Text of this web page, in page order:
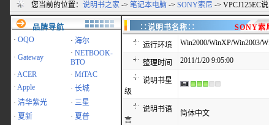
您当前的位置： 说明书之家 -> 笔记本电脑 -> SONY索尼 -> VPCJ125EC
品牌导航
· OQO · 海尔
· Gateway · NETBOOK-
BTO
· ACER · MiTAC
· Apple · 长城
· 清华紫光 · 三星
· 夏新 · 夏普
∷说明书名称∷ SONY索
运行环境 Win2000/WinXP/Win2003/
整理时间 2011/1/20 9:05:00
说明书星
级
说明书语
言
简体中文